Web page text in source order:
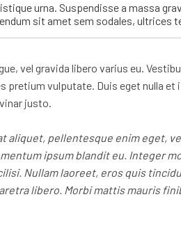
urna. Suspendisse a massa
sit amet sem sodales, ultrices
vel gravida libero varius eu.
pretium vulputate. Duis eget nulla
justo.
aliquet, pellentesque enim eget,
ipsum blandit eu. Integer
Nullam laoreet, eros quis
libero. Morbi mattis mauris